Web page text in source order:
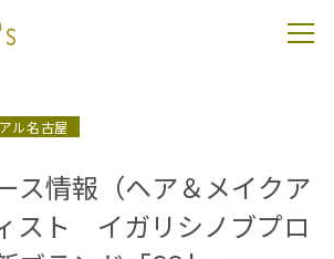
ル名古屋
ス情報（ヘア＆メイクア
スト イガリシノブプロ